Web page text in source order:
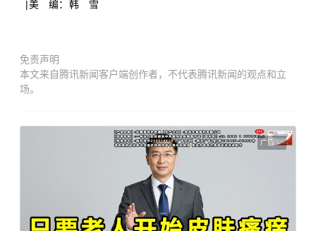
|美 编：韩 雪
免责声明
本文来自腾讯新闻客户端创作者，不代表腾讯新闻的观点和立
场。
广告